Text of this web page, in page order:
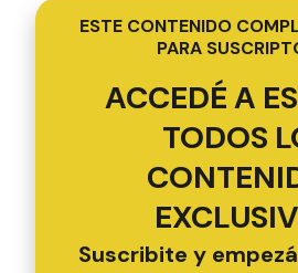
ESTE CONTENIDO
PARA
ACCEDÉ A
TODOS
Suscribite y